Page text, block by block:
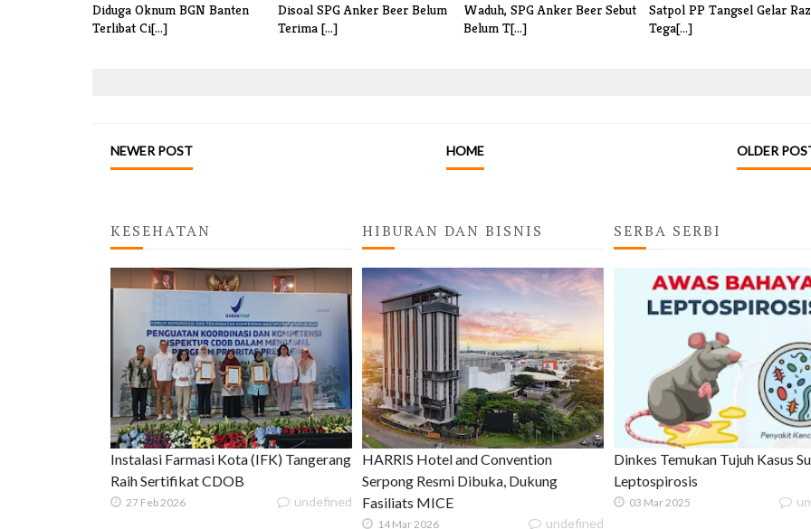
Diduga Oknum BGN Banten
Terlibat Ci[...]
Disoal SPG Anker Beer Belum
Terima [...]
Waduh, SPG Anker Beer Sebut
Belum T[...]
Satpol PP Tangsel Gelar
Tega[...]
NEWER POST OLDER
HOME
KESEHATAN
Instalasi Farmasi Kota (IFK) Tangerang
Raih Sertifikat CDOB
27 Feb 2026 undefined
HIBURAN DAN BISNIS
HARRIS Hotel and Convention
Serpong Resmi Dibuka, Dukung
Fasiliats MICE
14 Mar 2026 undefined
SERBA SERBI
Dinkes Temukan Tujuh Kasus
Leptospirosis
03 Mar 2025